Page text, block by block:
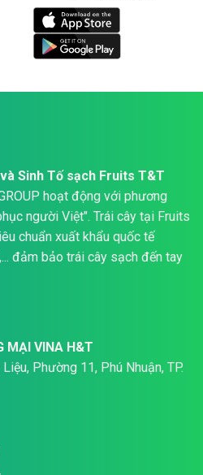
Sinh Tố sạch Fruits T&T
hoạt động với phương
người Việt". Trái cây tại Fruits
chuẩn xuất khẩu quốc tế
đảm bảo trái cây sạch đến tay
MẠI VINA H&T
Phường 11, Phú Nhuận, TP.